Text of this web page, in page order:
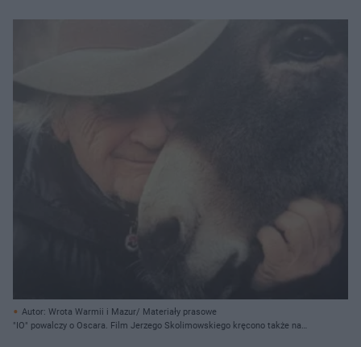
Autor: Wrota Warmii i Mazur/ Materiały prasowe
"IO" powalczy o Oscara. Film Jerzego Skolimowskiego kręcono także na